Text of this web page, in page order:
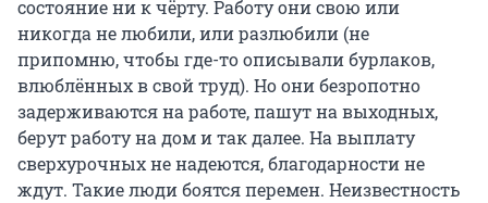
состояние ни к чёрту. Работу они свою или
никогда не любили, или разлюбили (не
припомню, чтобы где-то описывали бурлаков,
влюблённых в свой труд). Но они безропотно
задерживаются на работе, пашут на выходных,
берут работу на дом и так далее. На выплату
сверхурочных не надеются, благодарности не
ждут. Такие люди боятся перемен. Неизвестность